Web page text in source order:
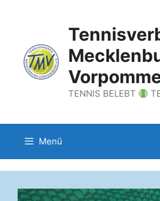
TENNIS BELEBT
Menü